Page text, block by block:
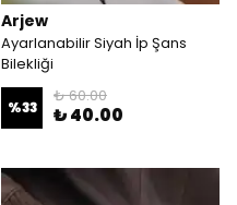
Arjew
Ayarlanabilir Siyah İp Şans
Bilekliği
%33
₺ 60.00
₺ 40.00